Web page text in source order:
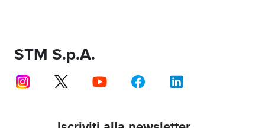
STM S.p.A.